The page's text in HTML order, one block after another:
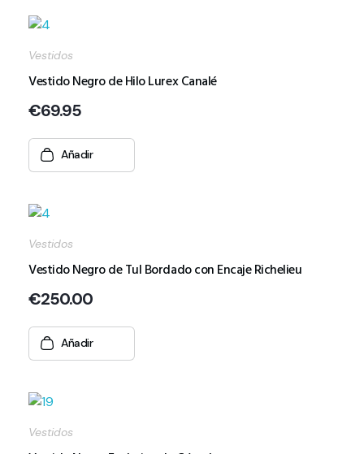
Vestido Negro de Hilo Lurex Canalé
€69.95
Vestidos
Añadir
Vestido Negro de Tul Bordado con Encaje Richelieu
€250.00
Vestidos
Añadir
Vestidos